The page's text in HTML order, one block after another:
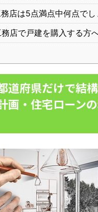
店は5点満点中何点でし
店で戸建を購入する方
道府県だけで結
画・住宅ローン